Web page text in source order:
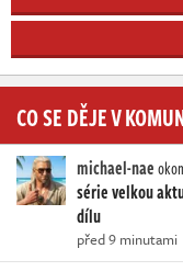
CO SE DĚJE V
michael-nae
série velkou
dílu
před 9 minutami